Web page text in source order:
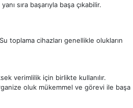
sıra başarıyla başa çıkabilir.
toplama cihazları genellikle olukların
verimlilik için birlikte kullanılır.
oluk mükemmel ve görevi ile başa